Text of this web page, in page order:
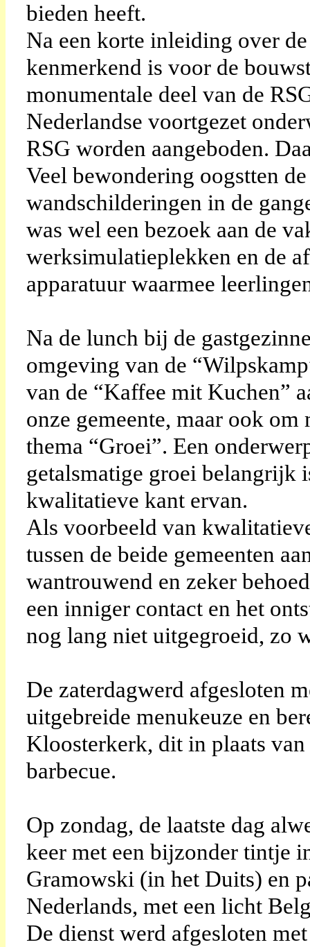
bieden heeft.
Na een korte inleiding over
kenmerkend is voor de
monumentale deel van de
Nederlandse voortgezet
RSG worden aangeboden.
Veel bewondering oogstten
wandschilderingen in de
was wel een bezoek aan de
werksimulatieplekken en de
apparatuur waarmee
Na de lunch bij de
omgeving van de
van de “Kaffee mit Kuchen”
onze gemeente, maar ook
thema “Groei”. Een
getalsmatige groei belangrijk
kwalitatieve kant ervan.
Als voorbeeld van
tussen de beide gemeenten
wantrouwend en zeker
een inniger contact en het
nog lang niet uitgegroeid, zo
De zaterdagwerd afgesloten
uitgebreide menukeuze en
Kloosterkerk, dit in plaats
barbecue.
Op zondag, de laatste dag
keer met een bijzonder tintje
Gramowski (in het Duits) en
Nederlands, met een licht
De dienst werd afgesloten